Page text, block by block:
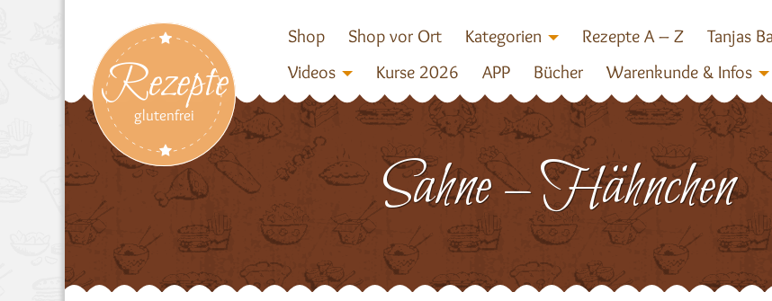
Rezepte
glutenfrei
Shop Shop vor Ort Kategorien Rezepte A – Z Tanjas
Videos
Kurse 2026 APP Bücher Warenkunde & Infos
Sahne – Hähnchen